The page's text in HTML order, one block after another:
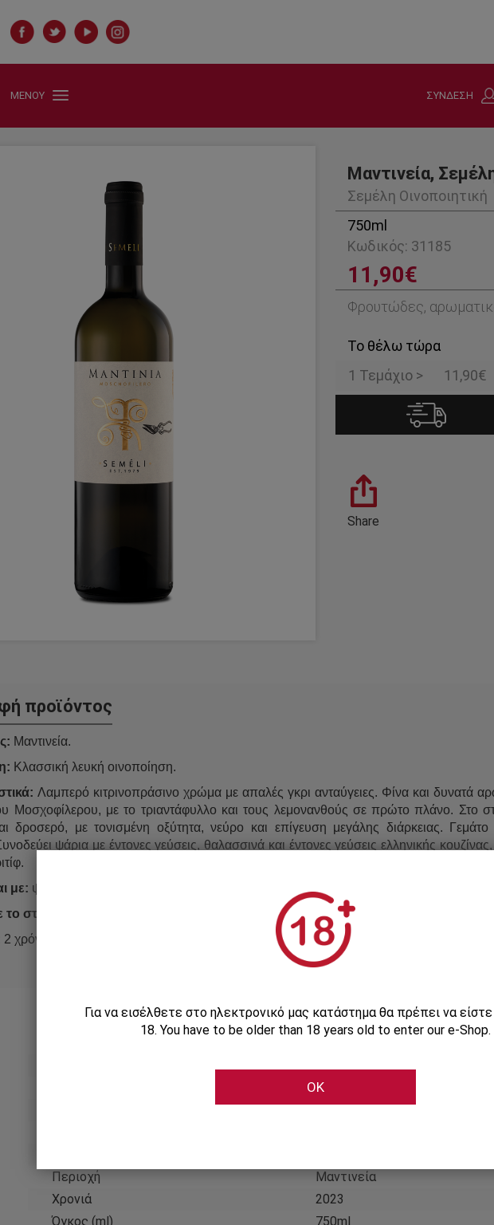
ΜΕΝΟΥ ΣΥΝΔΕΣΗ
Μαντινεία,
Σεμέλη Οινοποιητική
750ml
Κωδικός: 31185
11,90€
Φρουτώδες,
Το θέλω τώρα
1 Τεμάχιο >
11,90€
Share
προϊόντος
Μαντινεία.
Κλασσική λευκή οινοποίηση.
Λαμπερό κιτρινοπράσινο χρώμα με απαλές γκρι ανταύγειες. Φίνα και δυνατά
Μοσχοφίλερου, με το τριαντάφυλλο και τους λεμονανθούς σε πρώτο πλάνο. Στο
δροσερό, με τονισμένη οξύτητα, νεύρο και επίγευση μεγάλης διάρκειας.
ψάρια με έντονες γεύσεις, θαλασσινά και έντονες γεύσεις ελληνικής
με: ψάρια, ασιατικές συνταγές με θαλασσινά, πουλερικά και άσπρα κρέατα.
στους:
2 χρόνια από τον τρύγο.
Χαρακτηριστικά
Λευκό
Ήρεμο
Περιοχή
Μαντινεία
Χρονιά
2023
Όγκος (ml)
750ml
Για να εισέλθετε στο ηλεκτρονικό μας κατάστημα θα πρέπει να
18. You have to be older than 18 years old to enter our e-Shop.
OK